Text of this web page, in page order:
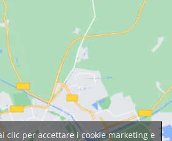
clic per accettare i cookie marketing e